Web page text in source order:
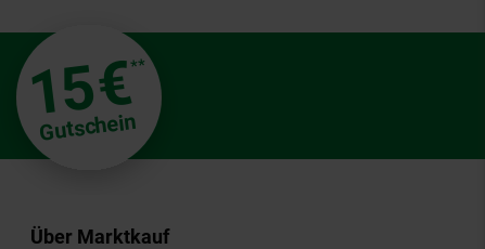
15€**
Gutschein
Über Marktkauf